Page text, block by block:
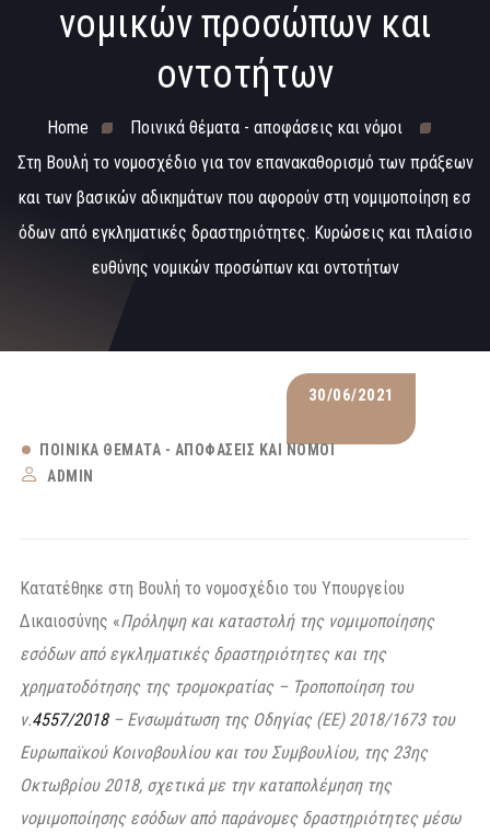
νομικών προσώπων και
οντοτήτων
Home
Ποινικά θέματα - αποφάσεις και νόμοι
Στη Βουλή το νομοσχέδιο για τον επανακαθορισμό των πράξεων
και των βασικών αδικημάτων που αφορούν στη νομιμοποίηση εσ
όδων από εγκληματικές δραστηριότητες. Κυρώσεις και πλαίσιο
ευθύνης νομικών προσώπων και οντοτήτων
30/06/2021
ΠΟΙΝΙΚΆ ΘΈΜΑΤΑ - ΑΠΟΦΆΣΕΙΣ ΚΑΙ ΝΌΜΟΙ
ADMIN
Κατατέθηκε στη Βουλή το νομοσχέδιο του Υπουργείου
Δικαιοσύνης «Πρόληψη και καταστολή της νομιμοποίησης
εσόδων από εγκληματικές δραστηριότητες και της
χρηματοδότησης της τρομοκρατίας – Τροποποίηση του
ν.4557/2018– Ενσωμάτωση της Οδηγίας (EE) 2018/1673 του
Ευρωπαϊκού Κοινοβουλίου και του Συμβουλίου, της 23ης
Οκτωβρίου 2018, σχετικά με την καταπολέμηση της
νομιμοποίησης εσόδων από παράνομες δραστηριότητες μέσω